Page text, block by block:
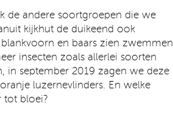
de andere soortgroepen die we
kijkhut de duikeend ook
en baars zien zwemmen
insecten zoals allerlei soorten
in september 2019 zagen we deze
luzernevlinders. En welke
tot bloei?